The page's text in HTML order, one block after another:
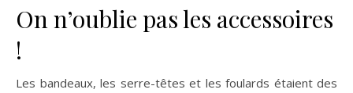
On n’oublie pas les accessoires
!
Les bandeaux, les serre-têtes et les foulards étaient des